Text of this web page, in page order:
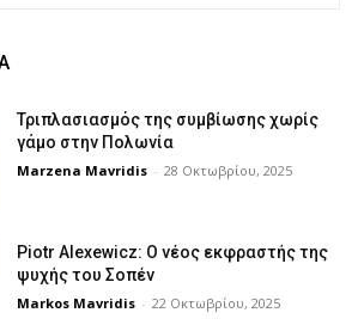
Τριπλασιασμός της συμβίωσης χωρίς
γάμο στην Πολωνία
Marzena Mavridis - 28 Οκτωβρίου, 2025
Piotr Alexewicz: Ο νέος εκφραστής της
ψυχής του Σοπέν
Markos Mavridis - 22 Οκτωβρίου, 2025